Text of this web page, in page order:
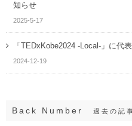
知らせ
2025-5-17
「TEDxKobe2024 -Local-」に代
2024-12-19
Back Number 過去の記